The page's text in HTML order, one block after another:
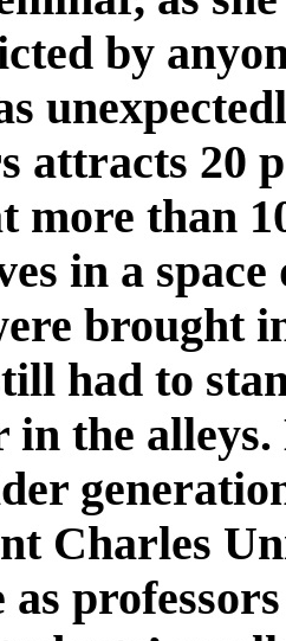
by
attracts 20
more than
in a
brought
had to
in the
Charles